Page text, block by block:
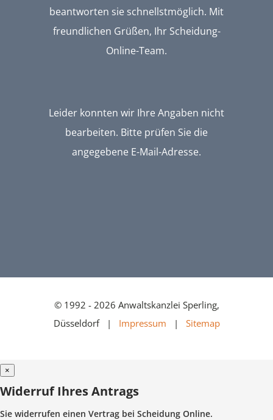
beantworten sie schnellstmöglich. Mit
freundlichen Grüßen, Ihr Scheidung-
Online-Team.
Leider konnten wir Ihre Angaben nicht
bearbeiten. Bitte prüfen Sie die
angegebene E-Mail-Adresse.
© 1992 - 2026 Anwaltskanzlei Sperling,
Düsseldorf | Impressum | Sitemap
×
Widerruf Ihres Antrags
Sie widerrufen einen Vertrag bei Scheidung Online.